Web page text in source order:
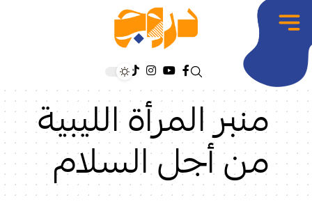
منبر المرأة الليبية
من أجل السلام